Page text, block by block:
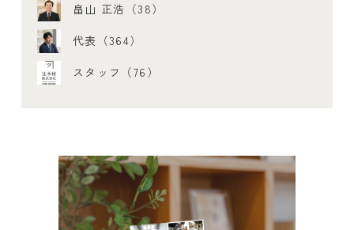
畠山 正浩（38）
代表（364）
スタッフ（76）